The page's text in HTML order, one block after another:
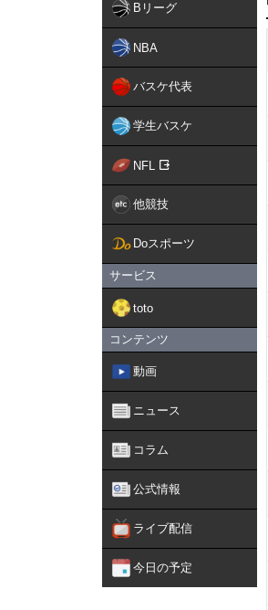
Bリーグ
NBA
バスケ代表
学生バスケ
NFL
他競技
Doスポーツ
サービス
toto
コンテンツ
動画
ニュース
コラム
公式情報
ライブ配信
今日の予定